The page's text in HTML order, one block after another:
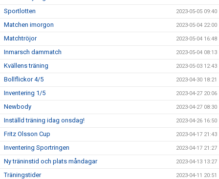
Sportlotten 2023-05-05 09:40
Matchen imorgon 2023-05-04 22:00
Matchtröjor 2023-05-04 16:48
Inmarsch dammatch 2023-05-04 08:13
Kvällens träning 2023-05-03 12:43
Bollflickor 4/5 2023-04-30 18:21
Inventering 1/5 2023-04-27 20:06
Newbody 2023-04-27 08:30
Inställd träning idag onsdag! 2023-04-26 16:50
Fritz Olsson Cup 2023-04-17 21:43
Inventering Sportringen 2023-04-17 21:27
Ny träninstid och plats måndagar 2023-04-13 13:27
Träningstider 2023-04-11 20:51